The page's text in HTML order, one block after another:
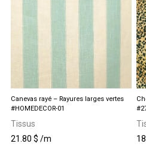
Canevas rayé – Rayures larges vertes
21.80 $ /m
#HOMEDECOR-01
Tissus